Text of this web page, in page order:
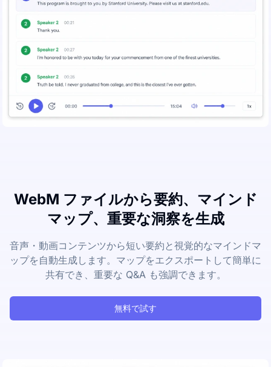
WebM ファイルから要約、マインド
マップ、重要な洞察を生成
音声・動画コンテンツから短い要約と視覚的なマインドマ
ップを自動生成します。マップをエクスポートして簡単に
共有でき、重要な Q&A も強調できます。
無料で試す